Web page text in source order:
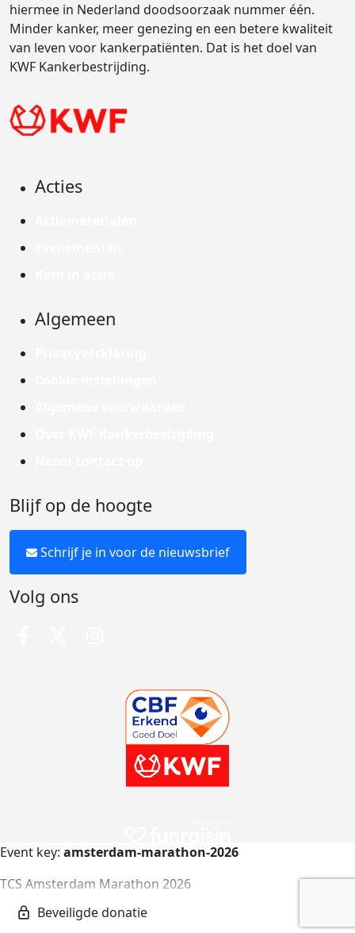
hiermee in Nederland doodsoorzaak nummer één.
Minder kanker, meer genezing en een betere kwaliteit
van leven voor kankerpatiënten. Dat is het doel van
KWF Kankerbestrijding.
Acties
Algemeen
Blijf op de hoogte
Schrijf je in voor de nieuwsbrief
Volg ons
Event key: amsterdam-marathon-2026
TCS Amsterdam Marathon 2026
amsterdam-marathon-2026